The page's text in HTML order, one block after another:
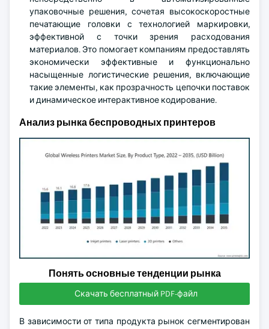
упаковочные решения, сочетая высокоскоростные
печатающие головки с технологией маркировки,
эффективной с точки зрения расходования
материалов. Это помогает компаниям предоставлять
экономически эффективные и функционально
насыщенные логистические решения, включающие
такие элементы, как прозрачность цепочки поставок
и динамическое интерактивное кодирование.
Анализ рынка беспроводных принтеров
Понять основные тенденции рынка
Скачать бесплатный PDF-файл
В зависимости от типа продукта рынок сегментирован